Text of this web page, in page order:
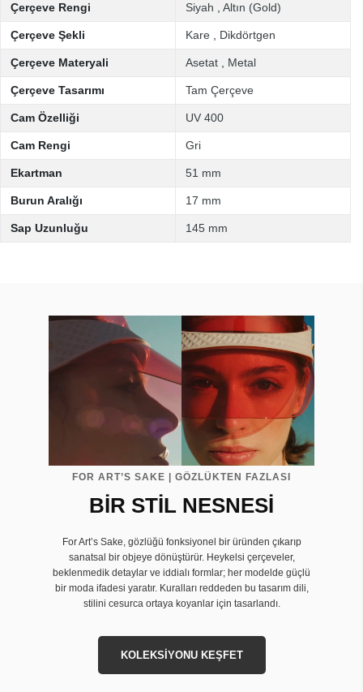
Çerçeve Rengi Siyah Altın (Gold)
Çerçeve Şekli Kare Dikdörtgen
Çerçeve Materyali Asetat Metal
Çerçeve Tasarımı Tam Çerçeve
Cam Özelliği UV 400
Cam Rengi Gri
Ekartman 51 mm
Burun Aralığı 17 mm
Sap Uzunluğu 145 mm
FOR ART’S SAKE | GÖZLÜKTEN FAZLASI
BİR STİL NESNESİ
For Art’s Sake, gözlüğü fonksiyonel bir üründen çıkarıp
sanatsal bir objeye dönüştürür. Heykelsi çerçeveler,
beklenmedik detaylar ve iddialı formlar; her modelde güçlü
bir moda ifadesi yaratır. Kuralları reddeden bu tasarım dili,
stilini cesurca ortaya koyanlar için tasarlandı.
KOLEKSİYONU KEŞFET